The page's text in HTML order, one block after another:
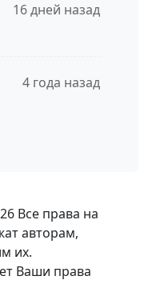
16 дней назад
4 года назад
Все права на
авторам,
их.
Ваши права